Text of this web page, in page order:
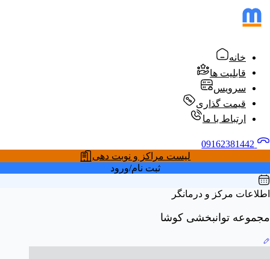
خانه
قابلیت ها
سرویس
قیمت گذاری
ارتباط با ما
لیست مراکز و نوبت دهی
ثبت نام/ورود
اطلاعات مرکز و درمانگر
مجموعه توانبخشی کوشا